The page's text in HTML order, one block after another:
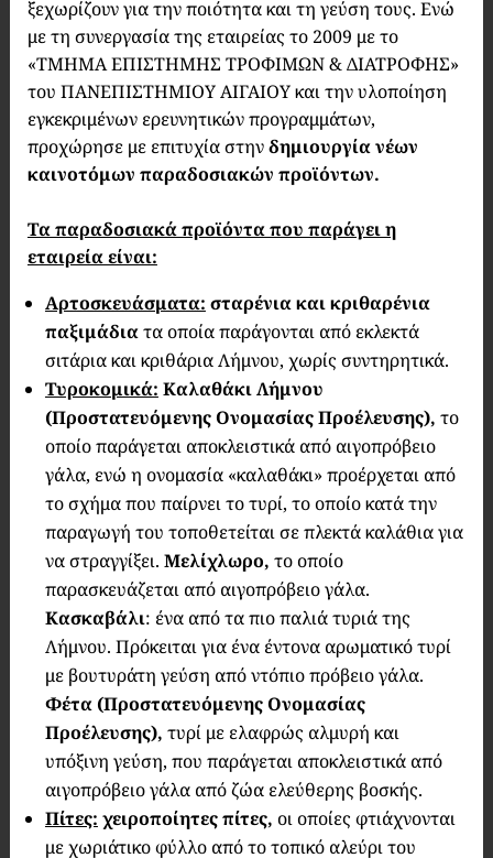
ξεχωρίζουν για την ποιότητα και τη γεύση τους. Ενώ
με τη συνεργασία της εταιρείας το 2009 με το
«ΤΜΗΜΑ ΕΠΙΣΤΗΜΗΣ ΤΡΟΦΙΜΩΝ & ΔΙΑΤΡΟΦΗΣ»
του ΠΑΝΕΠΙΣΤΗΜΙΟΥ ΑΙΓΑΙΟΥ και την υλοποίηση
εγκεκριμένων ερευνητικών προγραμμάτων,
προχώρησε με επιτυχία στηνδημιουργία νέων
καινοτόμων παραδοσιακών προϊόντων.
Τα παραδοσιακά προϊόντα που παράγει η
εταιρεία είναι:
Αρτοσκευάσματα: σταρένια και κριθαρένια
παξιμάδιατα οποία παράγονται από εκλεκτά
σιτάρια και κριθάρια Λήμνου, χωρίς συντηρητικά.
Τυροκομικά: Καλαθάκι Λήμνου
(Προστατευόμενης Ονομασίας Προέλευσης), το
οποίο παράγεται αποκλειστικά από αιγοπρόβειο
γάλα, ενώ η ονομασία «καλαθάκι» προέρχεται από
το σχήμα που παίρνει το τυρί, το οποίο κατά την
παραγωγή του τοποθετείται σε πλεκτά καλάθια για
να στραγγίξει. Μελίχλωρο, το οποίο
παρασκευάζεται από αιγοπρόβειο γάλα.
Κασκαβάλι: ένα από τα πιο παλιά τυριά της
Λήμνου. Πρόκειται για ένα έντονα αρωματικό τυρί
με βουτυράτη γεύση από ντόπιο πρόβειο γάλα.
Φέτα (Προστατευόμενης Ονομασίας
Προέλευσης), τυρί με ελαφρώς αλμυρή και
υπόξινη γεύση, που παράγεται αποκλειστικά από
αιγοπρόβειο γάλα από ζώα ελεύθερης βοσκής.
Πίτες: χειροποίητες πίτες, οι οποίες φτιάχνονται
με χωριάτικο φύλλο από το τοπικό αλεύρι του